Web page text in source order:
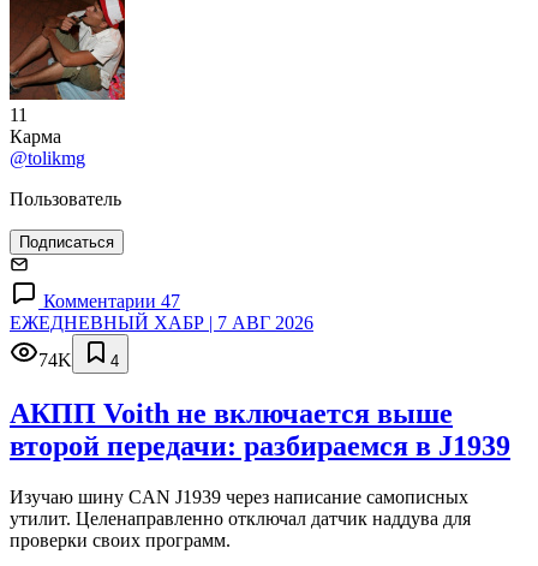
11
Карма
@tolikmg
Пользователь
Подписаться
Комментарии 47
ЕЖЕДНЕВНЫЙ ХАБР | 7 АВГ 2026
74K
4
АКПП Voith не включается выше
второй передачи: разбираемся в J1939
Изучаю шину CAN J1939 через написание самописных
утилит. Целенаправленно отключал датчик наддува для
проверки своих программ.